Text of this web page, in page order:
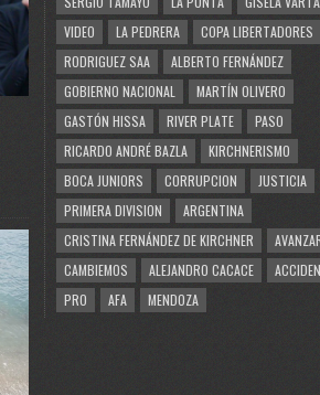
VIDEO
LA PEDRERA
COPA LIBERTADORES
RODRIGUEZ SAA
ALBERTO FERNÁNDEZ
GOBIERNO NACIONAL
MARTÍN OLIVERO
GASTÓN HISSA
RIVER PLATE
PASO
RICARDO ANDRÉ BAZLA
KIRCHNERISMO
BOCA JUNIORS
CORRUPCION JUSTICIA
PRIMERA DIVISION
ARGENTINA
CRISTINA FERNÁNDEZ DE KIRCHNER
CAMBIEMOS
ALEJANDRO CACACE
PRO
AFA MENDOZA